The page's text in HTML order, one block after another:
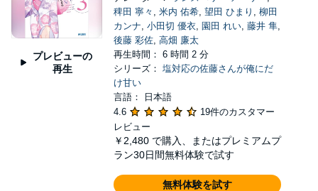
プレビューの
再生
稗田 寧々 , 米内 佑希, 望田 ひまり , 柳田
カンナ, 小田切 優衣, 園田 れい, 藤井 隼,
後藤 彩佐, 高畑 廉太
再生時間： 6 時間 2 分
シリーズ： 塩対応の佐藤さんが俺にだ
け甘い
言語： 日本語
4.6
19件のカスタマー
レビュー
￥2,480 で購入、またはプレミアムプ
ラン30日間無料体験で試す
無料体験を試す